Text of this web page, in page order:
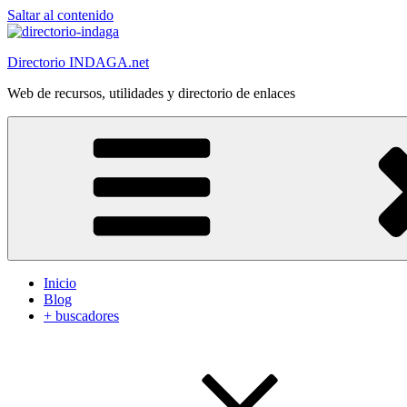
Saltar al contenido
Directorio INDAGA.net
Web de recursos, utilidades y directorio de enlaces
Inicio
Blog
+ buscadores